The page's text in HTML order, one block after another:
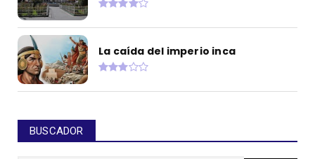
La caída del imperio inca
BUSCADOR